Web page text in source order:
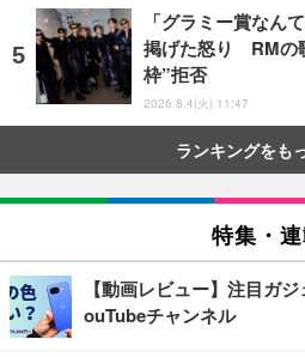
「グラミー賞なん
掲げた怒り RMの
枠”拒否
2026.8.4(火) 11:47
ランキングをも
特集・
【動画レビュー】注目ガ
ouTubeチャンネル